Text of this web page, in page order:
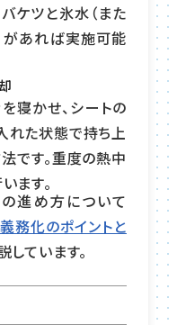
ケツと氷水（また
があれば実施可能
寝かせ、シートの
れた状態で持ち上
です。重度の熱中
ます。
進め方について
務化のポイントと
しています。